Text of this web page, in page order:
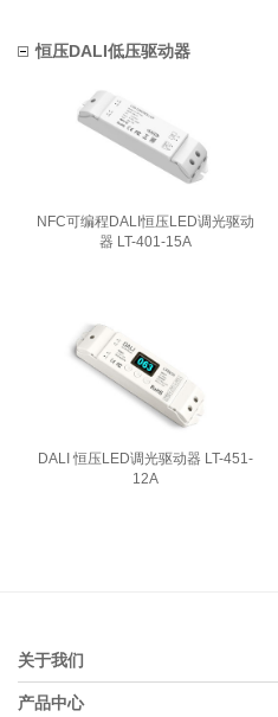
恒压DALI低压驱动器
NFC可编程DALI恒压LED调光驱动
器 LT-401-15A
DALI 恒压LED调光驱动器 LT-451-
12A
关于我们
产品中心